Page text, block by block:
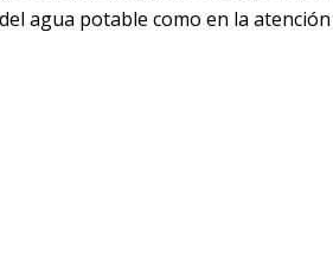
agua potable como en la atención